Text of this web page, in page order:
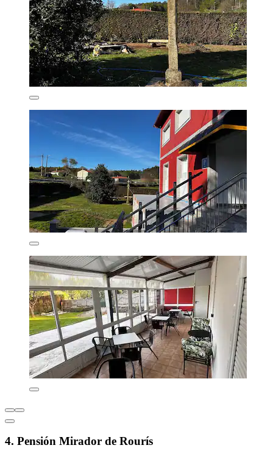
4. Pensión Mirador de Rourís